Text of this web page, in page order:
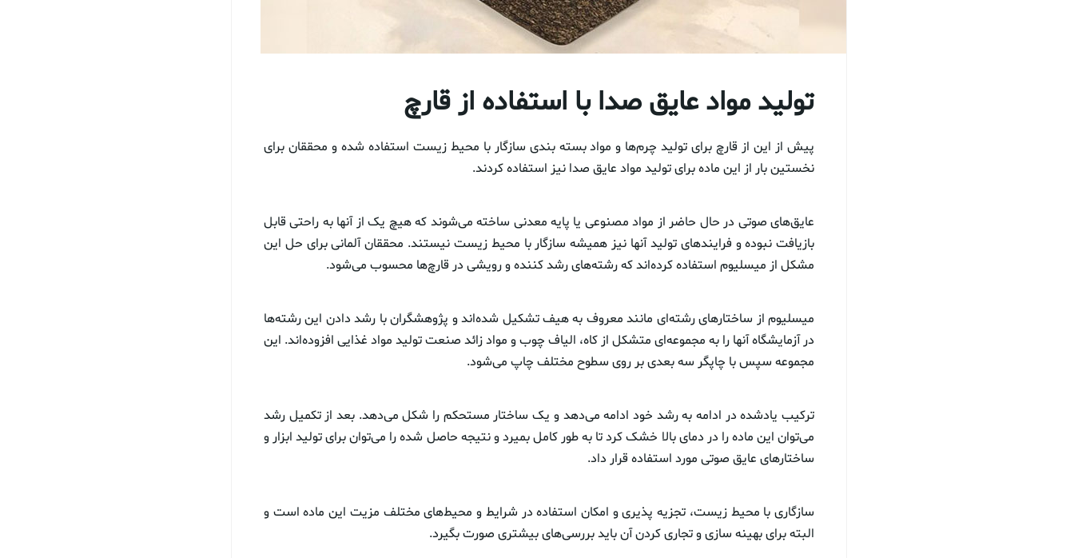
تولید مواد عایق صدا با استفاده از قارچ
پیش از این از قارچ برای تولید چرم‌ها و مواد بسته بندی سازگار با محیط زیست استفاده شده و محققان برای
نخستین بار از این ماده برای تولید مواد عایق صدا نیز استفاده کردند.
عایق‌های صوتی در حال حاضر از مواد مصنوعی یا پایه معدنی ساخته می‌شوند که هیچ یک از آنها به راحتی قابل
بازیافت نبوده و فرایندهای تولید آنها نیز همیشه سازگار با محیط زیست نیستند. محققان آلمانی برای حل این
مشکل از میسلیوم استفاده کرده‌اند که رشته‌های رشد کننده و رویشی در قارچ‌ها محسوب می‌شود.
میسلیوم از ساختارهای رشته‌ای مانند معروف به هیف تشکیل شده‌اند و پژوهشگران با رشد دادن این رشته‌ها
در آزمایشگاه آنها را به مجموعه‌ای متشکل از کاه، الیاف چوب و مواد زائد صنعت تولید مواد غذایی افزوده‌اند. این
مجموعه سپس با چاپگر سه بعدی بر روی سطوح مختلف چاپ می‌شود.
ترکیب یادشده در ادامه به رشد خود ادامه می‌دهد و یک ساختار مستحکم را شکل می‌دهد. بعد از تکمیل رشد
می‌توان این ماده را در دمای بالا خشک کرد تا به طور کامل بمیرد و نتیجه حاصل شده را می‌توان برای تولید ابزار و
ساختارهای عایق صوتی مورد استفاده قرار داد.
سازگاری با محیط زیست، تجزیه پذیری و امکان استفاده در شرایط و محیط‌های مختلف مزیت این ماده است و
البته برای بهینه سازی و تجاری کردن آن باید بررسی‌های بیشتری صورت بگیرد.